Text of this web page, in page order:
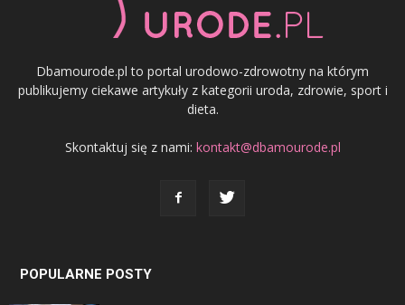
Dbamourode.pl to portal urodowo-zdrowotny na którym
publikujemy ciekawe artykuły z kategorii uroda, zdrowie, sport i
dieta.
Skontaktuj się z nami: kontakt@dbamourode.pl
POPULARNE POSTY